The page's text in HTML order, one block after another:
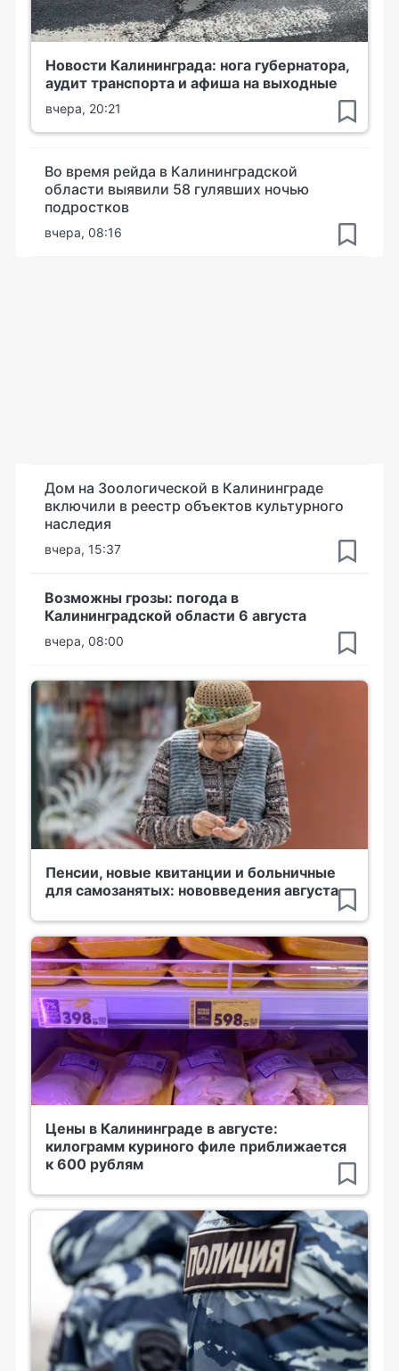
Новости Калининграда: нога губернатора,
аудит транспорта и афиша на выходные
вчера, 20:21
Во время рейда в Калининградской
области выявили 58 гулявших ночью
подростков
вчера, 08:16
Дом на Зоологической в Калининграде
включили в реестр объектов культурного
наследия
вчера, 15:37
Возможны грозы: погода в
Калининградской области 6 августа
вчера, 08:00
Пенсии, новые квитанции и больничные
для самозанятых: нововведения августа
Цены в Калининграде в августе:
килограмм куриного филе приближается
к 600 рублям